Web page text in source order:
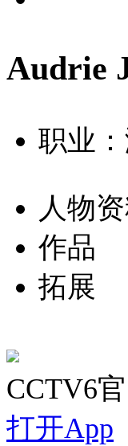
Audrie
职业
人物
作品
拓展
CCTV6
打开App